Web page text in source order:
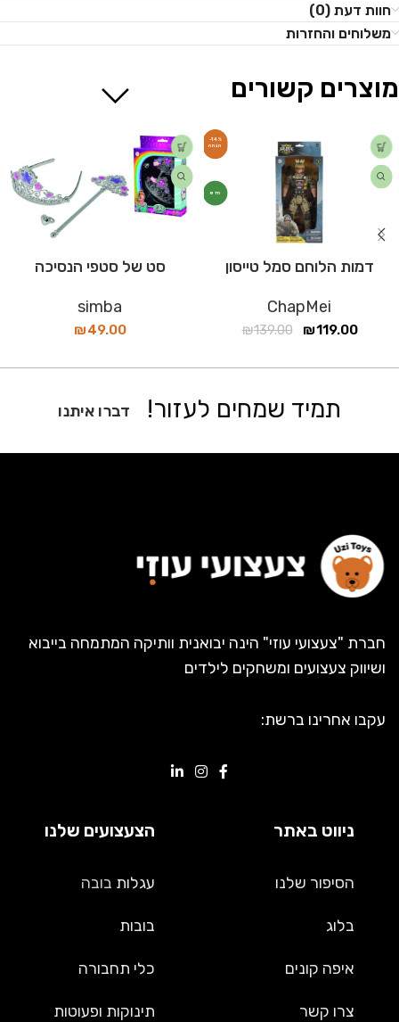
חוות דעת (0)
משלוחים והחזרות
מוצרים קשורים
-14%
חדש
דמות הלוחם סמל טייסון
ChapMei
₪139.00 ₪119.00
סט של סטפי הנסיכה
simba
₪49.00
תמיד שמחים לעזור! דברו איתנו
חברת "צעצועי עוזי" הינה יבואנית וותיקה המתמחה בייבוא
ושיווק צעצועים ומשחקים לילדים
עקבו אחרינו ברשת:
ניווט באתר
הסיפור שלנו
בלוג
איפה קונים
צרו קשר
הצעצועים שלנו
עגלות בובה
בובות
כלי תחבורה
תינוקות ופעוטות